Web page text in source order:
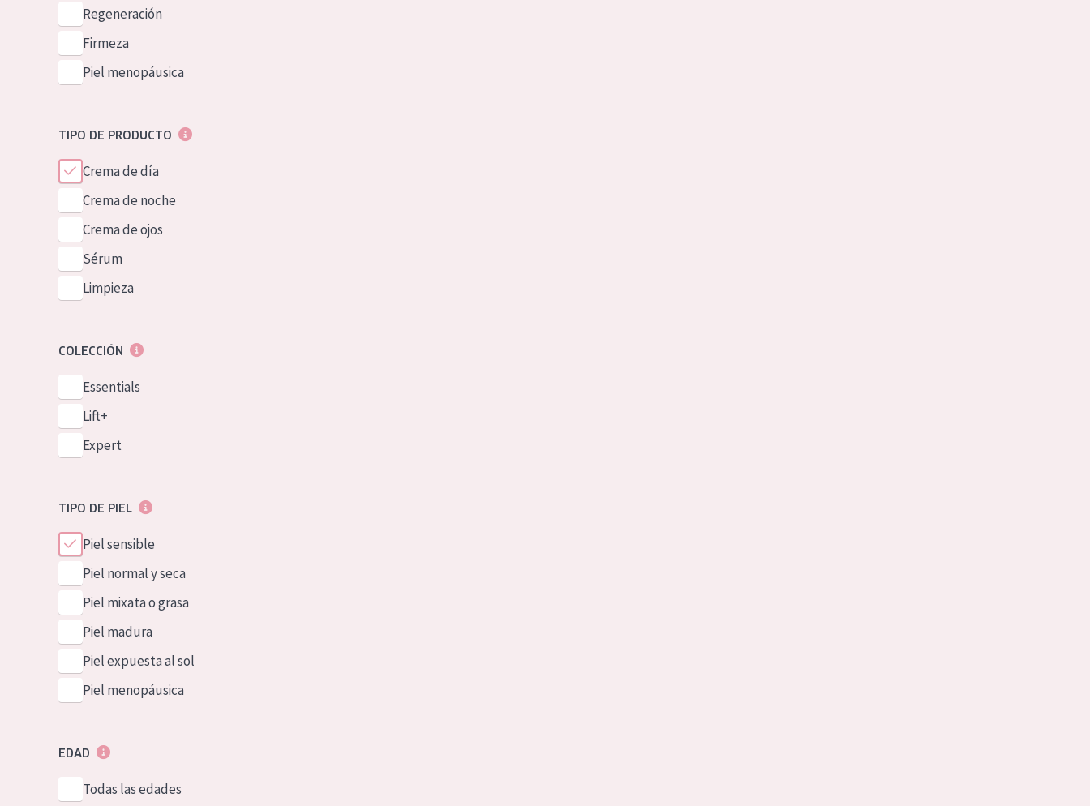
German
Spanish
Greek
Regeneración
Firmeza
Piel menopáusica
TIPO DE PRODUCTO
Crema de día
Crema de noche
Crema de ojos
Sérum
Limpieza
COLECCIÓN
Essentials
Lift+
Expert
TIPO DE PIEL
Piel sensible
Piel normal y seca
Piel mixata o grasa
Piel madura
Piel expuesta al sol
Piel menopáusica
EDAD
Todas las edades